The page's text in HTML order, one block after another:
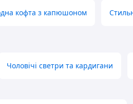
кофта з капюшоном
Чоловічі светри та кардигани